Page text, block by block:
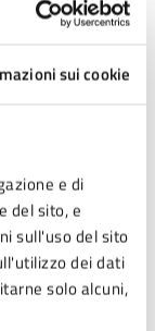
sui cookie
e di
del sito, e
sull'uso del sito
dei dati
solo alcuni,